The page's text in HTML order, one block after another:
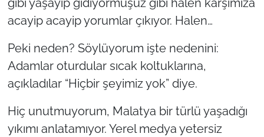
acayip acayip yorumlar çıkıyor. Halen…
Peki neden? Söylüyorum işte nedenini:
Adamlar oturdular sıcak koltuklarına,
açıkladılar “Hiçbir şeyimiz yok” diye.
Hiç unutmuyorum, Malatya bir türlü yaşadığı
yıkımı anlatamıyor. Yerel medya yetersiz